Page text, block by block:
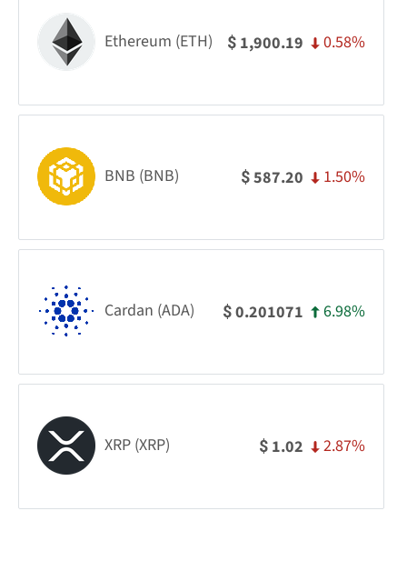
Ethereum (ETH) $ 1,900.19 0.58%
BNB (BNB) $587.20 1.50%
Cardan (ADA) $0.201071 6.98%
XRP (XRP) $ 1.02 2.87%